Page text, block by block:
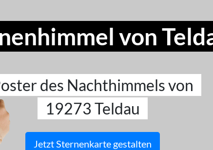
von
des Nachthimmels von
19273 Teldau
Jetzt Sternenkarte gestalten